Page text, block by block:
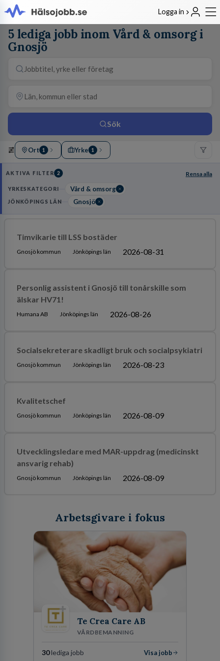
Logga in
5 lediga jobb inom Vård & omsorg i
Gnosjö
Sök
Ort 1 Yrke 1
AKTIVA FILTER 2 Rensa alla
YRKESKATEGORI Vård & omsorg
JÖNKÖPINGS LÄN Gnosjö
Timvikarie till LSS bostäder
Gnosjö kommun Jönköpings län 2026-08-31
Personlig assistent i Gnosjö till tonårskille som
älskar HV71!
Humana AB Jönköpings län 2026-08-26
Socialsekreterare skadligt bruk och socialpsykiatri
Gnosjö kommun Jönköpings län 2026-08-23
Kvalitetschef
Gnosjö kommun Jönköpings län 2026-08-09
Utvecklingsledare med MAR-uppdrag (medicinskt
ansvarig rehab)
Gnosjö kommun Jönköpings län 2026-08-09
Arbetsgivare i fokus
Te Crea Care AB
VÅRDBEMANNING
30lediga jobb
Visa jobb